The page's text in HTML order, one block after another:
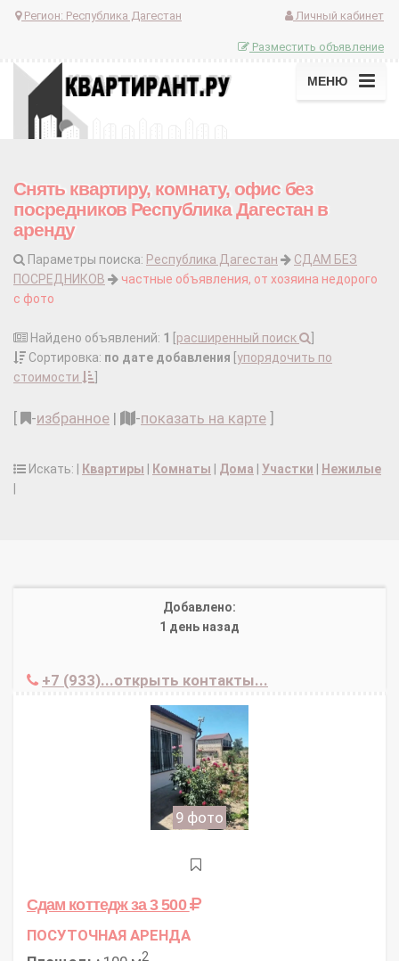
Регион: Республика Дагестан Личный кабинет
Разместить объявление
МЕНЮ
Снять квартиру, комнату, офис без
посредников Республика Дагестан в
аренду
Параметры поиска: Республика Дагестан
СДАМ БЕЗ
ПОСРЕДНИКОВ
частные объявления, от хозяина недорого
с фото
Найдено объявлений: 1 расширенный поиск
Сортировка: по дате добавления упорядочить по
стоимости
-избранное | -показать на карте
Искать: | Квартиры Комнаты Дома Участки
Нежилые
Добавлено:
1 день назад
+7 (933)...открыть контакты...
9 фото
Сдам коттеджза 3 500
ПОСУТОЧНАЯ АРЕНДА
2